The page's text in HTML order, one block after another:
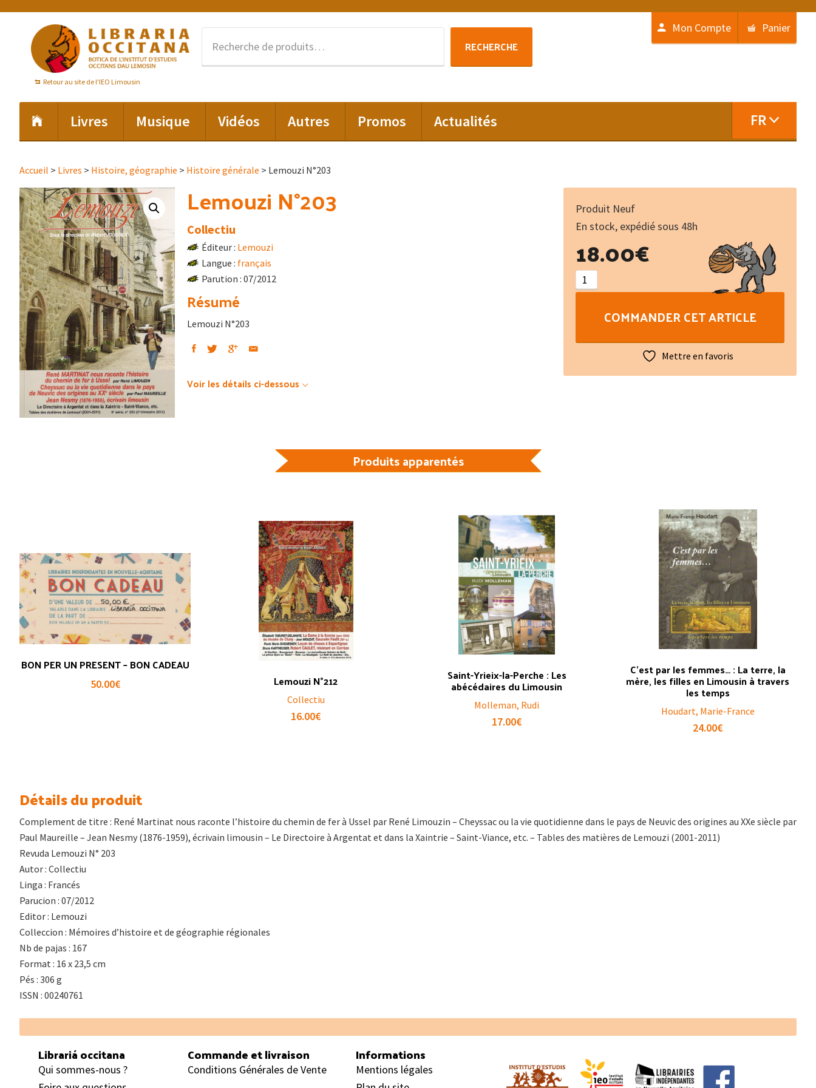
navigation
principale
contenu
principal
Retour au site de l'IEO Limousin
RECHERCHE
Mon Compte Panier
Livres Musique Vidéos Autres Promos Actualités FR
Accueil > Livres > Histoire, géographie > Histoire générale > Lemouzi N°203
Lemouzi N°203
Collectiu
Éditeur : Lemouzi
Langue : français
Parution : 07/2012
Résumé
Lemouzi N°203
Voir les détails ci-dessous
Produit Neuf
En stock, expédié sous 48h
18.00€
de
Lemouzi
N°203
COMMANDER CET ARTICLE
Mettre en favoris
Produits apparentés
BON PER UN PRESENT – BON CADEAU
50.00€ Lemouzi N°212
Collectiu
16.00€
Saint-Yrieix-la-Perche : Les
abécédaires du Limousin
Molleman, Rudi
17.00€
C’est par les femmes… : La terre, la
mère, les filles en Limousin à travers
les temps
Houdart, Marie-France
24.00€
Détails du produit
Complement de titre : René Martinat nous raconte l’histoire du chemin de fer à Ussel par René Limouzin – Cheyssac ou la vie quotidienne dans le pays de Neuvic des origines au XXe siècle par
Paul Maureille – Jean Nesmy (1876-1959), écrivain limousin – Le Directoire à Argentat et dans la Xaintrie – Saint-Viance, etc. – Tables des matières de Lemouzi (2001-2011)
Revuda Lemouzi N° 203
Autor : Collectiu
Linga : Francés
Parucion : 07/2012
Editor : Lemouzi
Colleccion : Mémoires d’histoire et de géographie régionales
Nb de pajas : 167
Format : 16 x 23,5 cm
Pés : 306 g
ISSN : 00240761
Footer
Librariá occitana
Qui sommes-nous ?
Commande et livraison
Conditions Générales de Vente
Informations
Mentions légales